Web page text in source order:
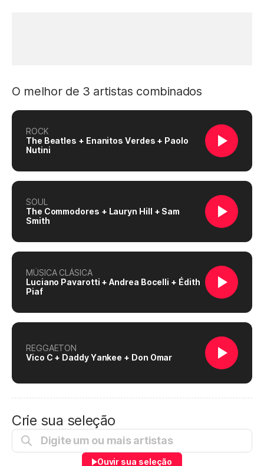
O melhor de 3 artistas combinados
ROCK
The Beatles + Enanitos Verdes + Paolo
Nutini
SOUL
The Commodores + Lauryn Hill + Sam
Smith
MÚSICA CLÁSICA
Luciano Pavarotti + Andrea Bocelli + Édith
Piaf
REGGAETON
Vico C + Daddy Yankee + Don Omar
Crie sua seleção
Ouvir sua seleção